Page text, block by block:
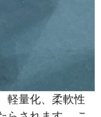
軽量化、柔軟性